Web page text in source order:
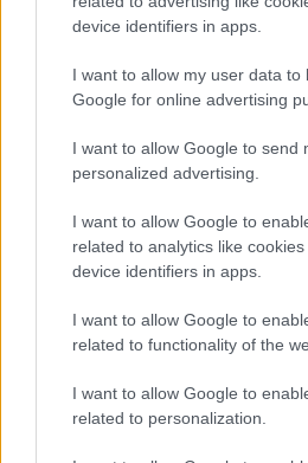
device identifiers in apps.
I want to allow my user data to
Google for online advertising
I want to allow Google to send
personalized advertising.
I want to allow Google to
related to analytics like
device identifiers in apps.
I want to allow Google to
related to functionality of the
I want to allow Google to
related to personalization.
minden ugyanúgy történik meg
akár többször is belelépnek
meg amiatt is, mert a
olyan, irracionális világot
melyben az időkategóriák
rugalmasan kezeli az időt: a 3.
a színészek, s csak később
másodikra - ráadásul ezek
elmúlt események
Vidnyánszky Attilaelső
járta végig, mint bármelyik
különbséget mégis vélek
nővér letisztult, egységes